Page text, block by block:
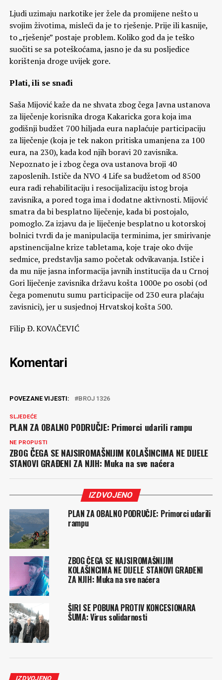
Ljudi uzimaju narkotike jer žele da promijene nešto u
svojim životima, misleći da je to rješenje. Prije ili kasnije,
to „rješenje” postaje problem. Koliko god da je teško
suočiti se sa poteškoćama, jasno je da su posljedice
korištenja droge uvijek gore.
Plati, ili se snađi
Saša Mijović kaže da ne shvata zbog čega Javna ustanova
za liječenje korisnika droga Kakaricka gora koja ima
godišnji budžet 700 hiljada eura naplaćuje participaciju
za liječenje (koja je tek nakon pritiska umanjena za 100
eura, na 230), kada kod njih boravi 20 zavisnika.
Nepoznato je i zbog čega ova ustanova broji 40
zaposlenih. Ističe da NVO 4 Life sa budžetom od 8500
eura radi rehabilitaciju i resocijalizaciju istog broja
zavisnika, a pored toga ima i dodatne aktivnosti. Mijović
smatra da bi besplatno liječenje, kada bi postojalo,
pomoglo. Za izjavu da je liječenje besplatno u kotorskoj
bolnici tvrdi da je manipulacija terminima, jer smirivanje
apstinencijalne krize tabletama, koje traje oko dvije
sedmice, predstavlja samo početak odvikavanja. Ističe i
da mu nije jasna informacija javnih institucija da u Crnoj
Gori liječenje zavisnika državu košta 1000e po osobi (od
čega pomenutu sumu participacije od 230 eura plaćaju
zavisnici), jer u susjednoj Hrvatskoj košta 500.
Filip Đ. KOVAČEVIĆ
Komentari
POVEZANE VIJESTI: BROJ 1326
SLJEDEĆE
PLAN ZA OBALNO PODRUČJE: Primorci udarili rampu
NE PROPUSTI
ZBOG ČEGA SE NAJSIROMAŠNIJIM KOLAŠINCIMA NE DIJELE
STANOVI GRAĐENI ZA NJIH: Muka na sve naćera
IZDVOJENO
PLAN ZA OBALNO PODRUČJE: Primorci udarili
rampu
ZBOG ČEGA SE NAJSIROMAŠNIJIM
KOLAŠINCIMA NE DIJELE STANOVI GRAĐENI
ZA NJIH: Muka na sve naćera
ŠIRI SE POBUNA PROTIV KONCESIONARA
ŠUMA: Virus solidarnosti
IZDVOJENO